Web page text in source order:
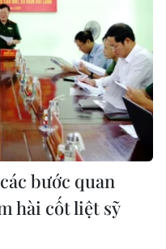
bước quan
hài cốt liệt sỹ